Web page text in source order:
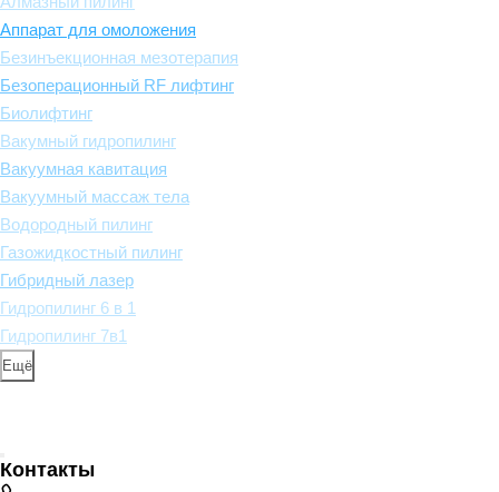
Аппарат для омоложения
Безинъекционная мезотерапия
Безоперационный RF лифтинг
Биолифтинг
Вакумный гидропилинг
Вакуумная кавитация
Вакуумный массаж тела
Водородный пилинг
Газожидкостный пилинг
Гибридный лазер
Гидропилинг 6 в 1
Гидропилинг 7в1
Ещё
Контакты